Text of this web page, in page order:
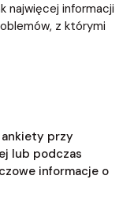
najwięcej informacji
z którymi
przy
lub podczas
informacje o